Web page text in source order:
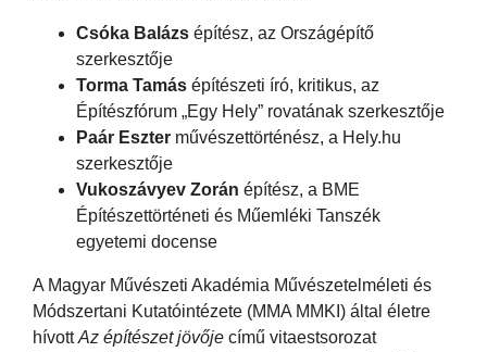
Csóka Balázs építész, az Országépítő
szerkesztője
Torma Tamás építészeti író, kritikus, az
Építészfórum „Egy Hely” rovatának szerkesztője
Paár Eszter művészettörténész, a Hely.hu
szerkesztője
Vukoszávyev Zorán építész, a BME
Építészettörténeti és Műemléki Tanszék
egyetemi docense
A Magyar Művészeti Akadémia Művészetelméleti és
Módszertani Kutatóintézete (MMA MMKI) által életre
hívottAz építészet jövője című vitaestsorozat